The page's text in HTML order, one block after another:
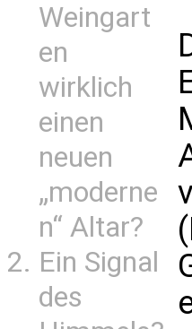
Weingart
en
wirklich
einen
neuen
„moderne
n“ Altar?
Ein Signal
des